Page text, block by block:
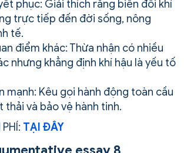
phục: Giải thích rằng biến đổi khí
trực tiếp đến đời sống, nông
tế.
điểm khác: Thừa nhận có nhiều
nhưng khẳng định khí hậu là yếu tố
mạnh: Kêu gọi hành động toàn cầu
thải và bảo vệ hành tinh.
TẠI ĐÂY